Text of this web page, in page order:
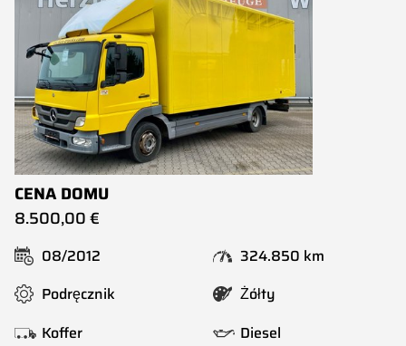
CENA DOMU
8.500,00 €
08/2012
324.850 km
Podręcznik
Żółty
Koffer
Diesel